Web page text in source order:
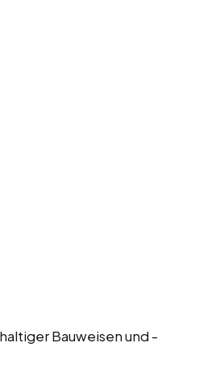
Bauweisen und -